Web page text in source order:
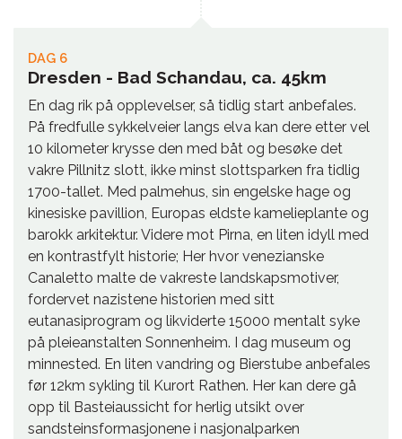
DAG 6
Dresden - Bad Schandau, ca. 45km
En dag rik på opplevelser, så tidlig start anbefales.
På fredfulle sykkelveier langs elva kan dere etter vel
10 kilometer krysse den med båt og besøke det
vakre Pillnitz slott, ikke minst slottsparken fra tidlig
1700-tallet. Med palmehus, sin engelske hage og
kinesiske pavillion, Europas eldste kamelieplante og
barokk arkitektur. Videre mot Pirna, en liten idyll med
en kontrastfylt historie; Her hvor venezianske
Canaletto malte de vakreste landskapsmotiver,
fordervet nazistene historien med sitt
eutanasiprogram og likviderte 15000 mentalt syke
på pleieanstalten Sonnenheim. I dag museum og
minnested. En liten vandring og Bierstube anbefales
før 12km sykling til Kurort Rathen. Her kan dere gå
opp til Basteiaussicht for herlig utsikt over
sandsteinsformasjonene i nasjonalparken